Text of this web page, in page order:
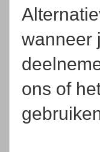
wanneer
ons of